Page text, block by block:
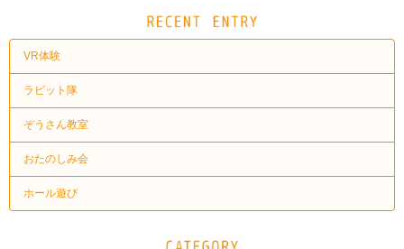
VR体験
ラビット隊
ぞうさん教室
おたのしみ会
ホール遊び